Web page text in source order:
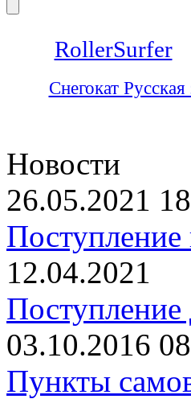
RollerSurfer
Снегокат Русская
Новости
26.05.2021
Поступление
12.04.2021
Поступление
03.10.2016
Пункты